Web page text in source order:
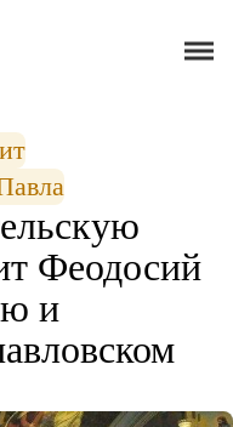
Феодосий
и